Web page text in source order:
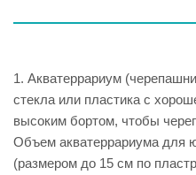
1. Акватеррариум
стекла или пластика с
высоким бортом, чтобы
Объем акватеррариума для
(размером до 15 см по